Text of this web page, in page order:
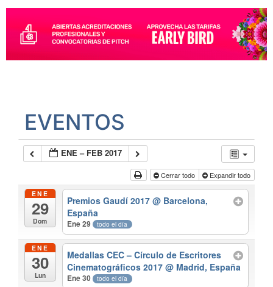
EVENTOS
ENE – FEB 2017
Cerrar todo Expandir todo
ENE
29
Dom
Premios Gaudí 2017@ Barcelona,
España
Ene 29 todo el día
ENE
30
Lun
Medallas CEC – Círculo de Escritores
Cinematográficos 2017@ Madrid, España
Ene 30 todo el día